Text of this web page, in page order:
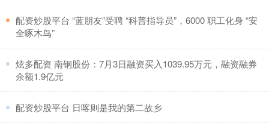
​配资炒股平台 “蓝朋友”受聘 “科普指导员”，6000 职工化身 “安
全啄木鸟”
​炫多配资 南钢股份：7月3日融资买入1039.95万元，融资融券
余额1.9亿元
​配资炒股平台 日喀则是我的第二故乡